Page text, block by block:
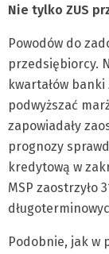
Nie tylko ZUS
Powodów do
przedsiębiorcy.
kwartałów
podwyższać
zapowiadały
prognozy
kredytową w
MSP zaostrzyło
Podobnie, jak w